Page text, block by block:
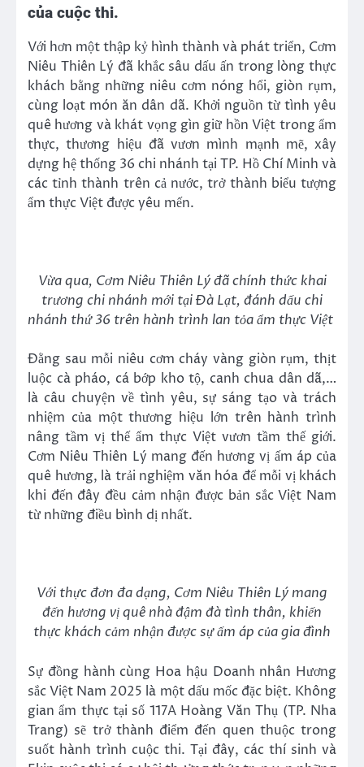
của cuộc thi.
Với hơn một thập kỷ hình thành và phát triển, Cơm
Niêu Thiên Lý đã khắc sâu dấu ấn trong lòng thực
khách bằng những niêu cơm nóng hổi, giòn rụm,
cùng loạt món ăn dân dã. Khởi nguồn từ tình yêu
quê hương và khát vọng gìn giữ hồn Việt trong ẩm
thực, thương hiệu đã vươn mình mạnh mẽ, xây
dựng hệ thống 36 chi nhánh tại TP. Hồ Chí Minh và
các tỉnh thành trên cả nước, trở thành biểu tượng
ẩm thực Việt được yêu mến.
Vừa qua, Cơm Niêu Thiên Lý đã chính thức khai
trương chi nhánh mới tại Đà Lạt, đánh dấu chi
nhánh thứ 36 trên hành trình lan tỏa ẩm thực Việt
Đằng sau mỗi niêu cơm cháy vàng giòn rụm, thịt
luộc cà pháo, cá bớp kho tộ, canh chua dân dã,…
là câu chuyện về tình yêu, sự sáng tạo và trách
nhiệm của một thương hiệu lớn trên hành trình
nâng tầm vị thế ẩm thực Việt vươn tầm thế giới.
Cơm Niêu Thiên Lý mang đến hương vị ấm áp của
quê hương, là trải nghiệm văn hóa để mỗi vị khách
khi đến đây đều cảm nhận được bản sắc Việt Nam
từ những điều bình dị nhất.
Với thực đơn đa dạng, Cơm Niêu Thiên Lý mang
đến hương vị quê nhà đậm đà tình thân, khiến
thực khách cảm nhận được sự ấm áp của gia đình
Sự đồng hành cùng Hoa hậu Doanh nhân Hương
sắc Việt Nam 2025 là một dấu mốc đặc biệt. Không
gian ẩm thực tại số 117A Hoàng Văn Thụ (TP. Nha
Trang) sẽ trở thành điểm đến quen thuộc trong
suốt hành trình cuộc thi. Tại đây, các thí sinh và